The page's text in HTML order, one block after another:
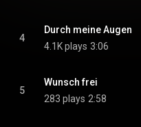
4
Durch meine Augen
4.1K plays 3:06
5
Wunsch frei
283 plays 2:58